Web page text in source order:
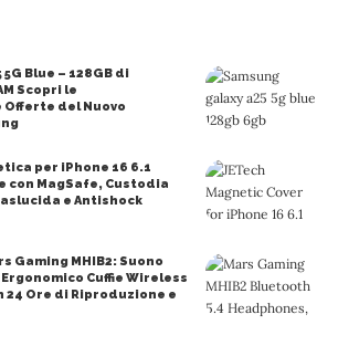
5G Blue – 128GB di
Scopri le
del Nuovo
per iPhone 16 6.1
con MagSafe, Custodia
e Antishock
Gaming MHIB2: Suono
Cuffie Wireless
Ore di Riproduzione e